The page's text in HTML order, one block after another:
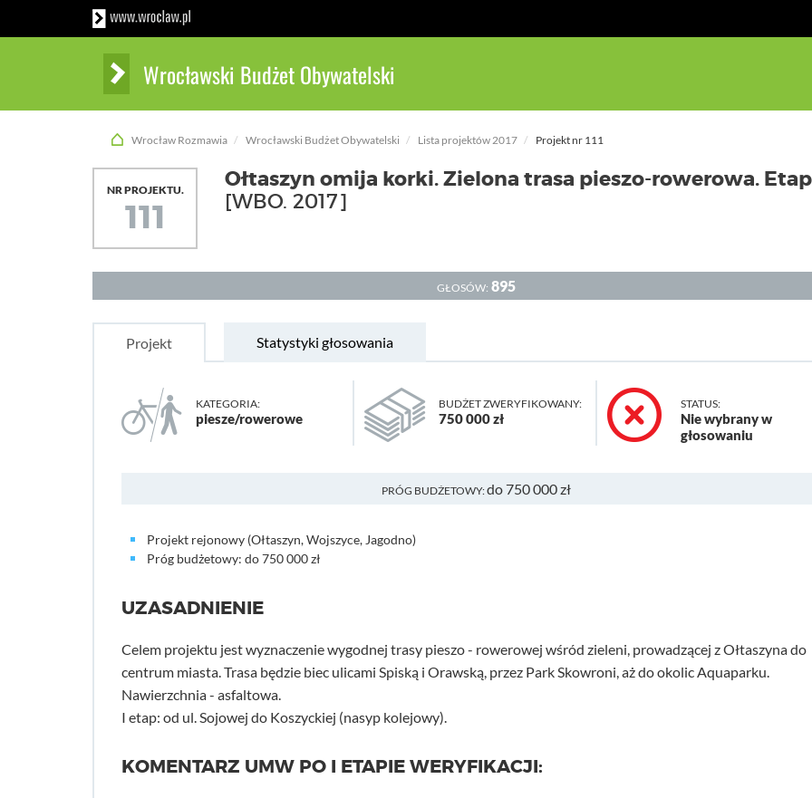
Wrocławski Budżet Obywatelski
Wrocław Rozmawia Wrocławski Budżet Obywatelski Lista projektów 2017 Projekt nr 111
NR PROJEKTU.
111
Ołtaszyn omija korki. Zielona trasa pieszo-rowerowa.
[WBO. 2017]
GŁOSÓW: 895
Projekt Statystyki głosowania
KATEGORIA:
piesze/rowerowe
BUDŻET ZWERYFIKOWANY:
750 000 zł
STATUS:
Nie wybrany w
głosowaniu
PRÓG BUDŻETOWY:do 750 000 zł
Projekt rejonowy (Ołtaszyn, Wojszyce, Jagodno)
Próg budżetowy: do 750 000 zł
UZASADNIENIE
Celem projektu jest wyznaczenie wygodnej trasy pieszo - rowerowej wśród zieleni, prowadzącej z Ołtaszyna do
centrum miasta. Trasa będzie biec ulicami Spiską i Orawską, przez Park Skowroni, aż do okolic Aquaparku.
Nawierzchnia - asfaltowa.
I etap: od ul. Sojowej do Koszyckiej (nasyp kolejowy).
KOMENTARZ UMW PO I ETAPIE WERYFIKACJI: